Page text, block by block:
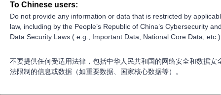
To Chinese users:
Do not provide any information or data that is restricted by
law, including by the People’s Republic of China’s Cybersecurity
Data Security Laws ( e.g., Important Data, National Core Data,
不要提供任何受适用法律，包括中华人民共和国的网络安全和数据安
法限制的信息或数据（如重要数据、国家核心数据等）。